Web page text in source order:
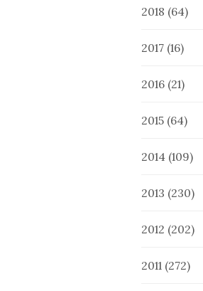
2018 (64)
2017 (16)
2016 (21)
2015 (64)
2014 (109)
2013 (230)
2012 (202)
2011 (272)